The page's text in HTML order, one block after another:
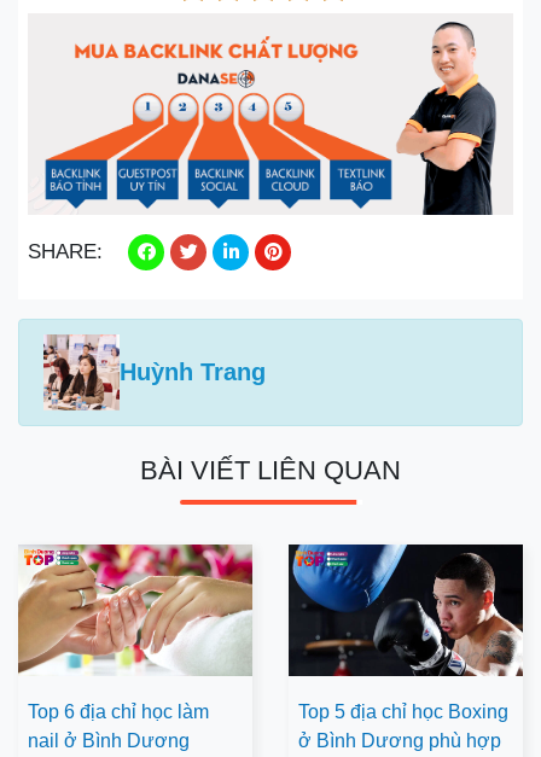
SHARE:
Huỳnh Trang
BÀI VIẾT LIÊN QUAN
Top 6 địa chỉ học làm
nail ở Bình Dương
Top 5 địa chỉ học Boxing
ở Bình Dương phù hợp